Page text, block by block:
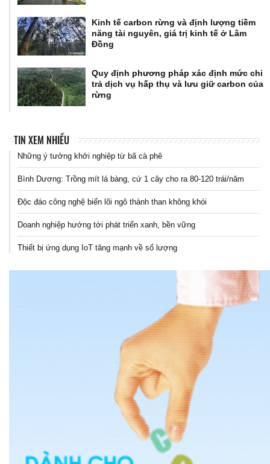
Kinh tế carbon rừng và định lượng tiềm
năng tài nguyên, giá trị kinh tế ở Lâm
Đồng
Quy định phương pháp xác định mức chi
trả dịch vụ hấp thụ và lưu giữ carbon của
rừng
TIN XEM NHIỀU
Những ý tưởng khởi nghiệp từ bã cà phê
Bình Dương: Trồng mít lá bàng, cứ 1 cây cho ra 80-120 trái/năm
Độc đáo công nghệ biến lõi ngô thành than không khói
Doanh nghiệp hướng tới phát triển xanh, bền vững
Thiết bị ứng dụng IoT tăng mạnh về số lượng